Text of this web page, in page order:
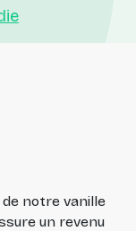
de notre vanille
un revenu